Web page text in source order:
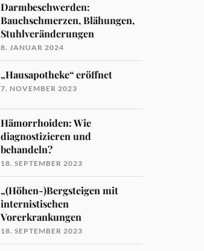
Darmbeschwerden:
Bauchschmerzen, Blähungen,
Stuhlveränderungen
8. JANUAR 2024
„Hausapotheke“ eröffnet
7. NOVEMBER 2023
Hämorrhoiden: Wie
diagnostizieren und
behandeln?
18. SEPTEMBER 2023
„(Höhen-)Bergsteigen mit
internistischen
Vorerkrankungen
18. SEPTEMBER 2023